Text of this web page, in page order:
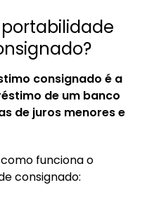
consignado é a
de um banco
de juros menores e
funciona o
consignado: